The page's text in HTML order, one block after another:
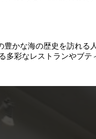
豊かな海の歴史を訪れ
彩なレストランやブテ